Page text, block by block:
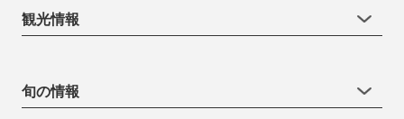
観光情報
旬の情報